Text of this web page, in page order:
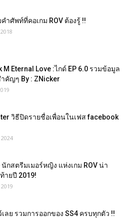
คำศัพท์ที่คอเกม ROV ต้องรู้ !!
M Eternal Love :ไกด์ EP 6.0 รวมข้อมูล
คัญๆ By : ZNicker
วิธีปิดรายชื่อเพื่อนในเฟส facebook
นักสตรีมเมอร์หญิง แห่งเกม ROV น่า
ายปี 2019!
เลย รวมการออกของ SS4 ครบทุกตัว !!